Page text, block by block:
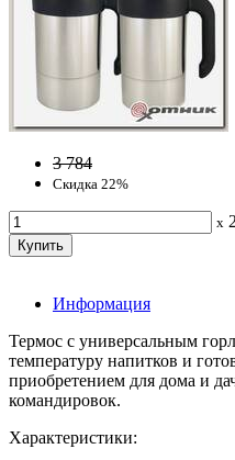
3 784
Скидка 22%
x
Информация
Термос с универсальным
температуру напитков и
приобретением для дома и
командировок.
Характеристики: